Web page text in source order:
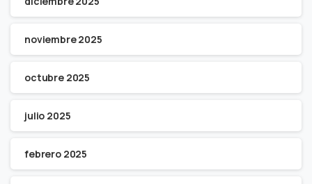
noviembre 2025
octubre 2025
julio 2025
febrero 2025